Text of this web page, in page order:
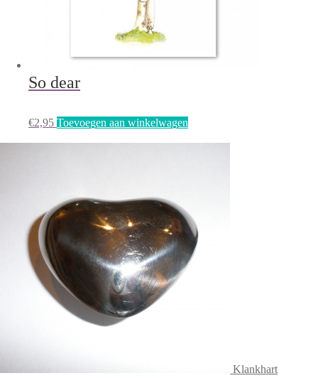
So dear
€2,95 Toevoegen aan winkelwagen
Klankhart